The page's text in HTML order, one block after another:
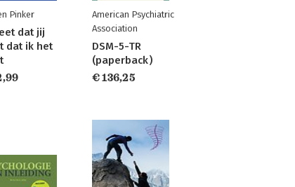
Pinker
dat jij
dat ik het
American Psychiatric
Association
DSM-5-TR
(paperback)
€ 136,25